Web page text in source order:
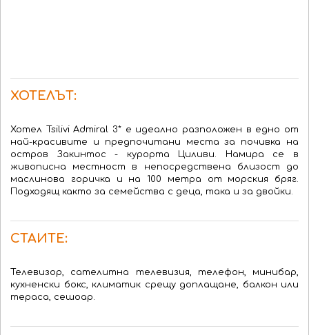
ХОТЕЛЪТ:
Хотел Tsilivi Admiral 3* е идеално разположен в едно от
най-красивите и предпочитани места за почивка на
остров Закинтос - курорта Циливи. Намира се в
живописна местност в непосредствена близост до
маслинова горичка и на 100 метра от морския бряг.
Подходящ както за семейства с деца, така и за двойки.
СТАИТЕ:
Телевизор, сателитна телевизия, телефон, минибар,
кухненски бокс, климатик срещу доплащане, балкон или
тераса, сешоар.